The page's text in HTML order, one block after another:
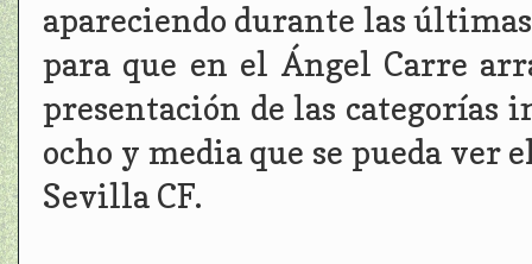
apareciendo durante las
para que en el Ángel Carre
presentación de las
ocho y media que se pueda
Sevilla CF.